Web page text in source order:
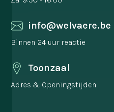
info@welvaere.be
Binnen 24 uur reactie
Toonzaal
Adres & Openingstijden